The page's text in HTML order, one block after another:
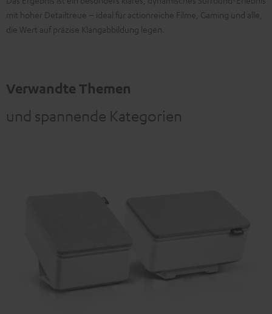
mit hoher Detailtreue – ideal für actionreiche Filme, Gaming und alle,
die Wert auf präzise Klangabbildung legen.
Verwandte Themen
und spannende Kategorien